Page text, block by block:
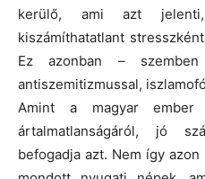
kerülő, ami azt
kiszámíthatatlant
Ez azonban –
antiszemitizmussal,
Amint a magyar ember
ártalmatlanságáról, jó
befogadja azt. Nem így